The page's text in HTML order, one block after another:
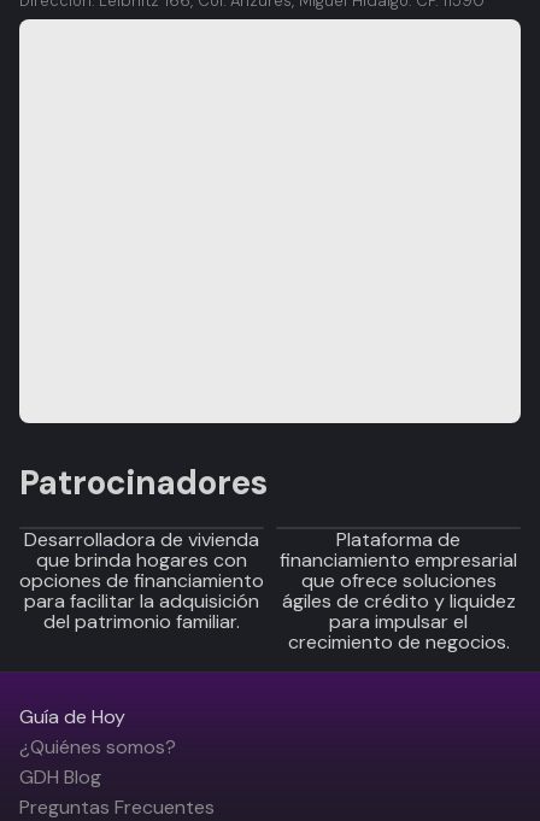
Patrocinadores
Desarrolladora de vivienda
que brinda hogares con
opciones de financiamiento
para facilitar la adquisición
del patrimonio familiar.
Plataforma de
financiamiento empresarial
que ofrece soluciones
ágiles de crédito y liquidez
para impulsar el
crecimiento de negocios.
Guía de Hoy
¿Quiénes somos?
GDH Blog
Preguntas Frecuentes